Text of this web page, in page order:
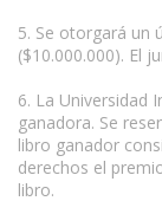
5. Se otorgará un
($10.000.000). El
6. La Universidad
ganadora. Se
libro ganador
derechos el
libro.